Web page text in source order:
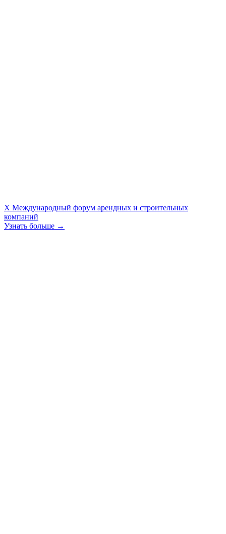
X Международный форум арендных и строительных
компаний
Узнать больше →